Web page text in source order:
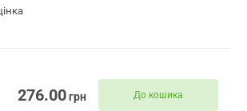
276.00грн До кошика